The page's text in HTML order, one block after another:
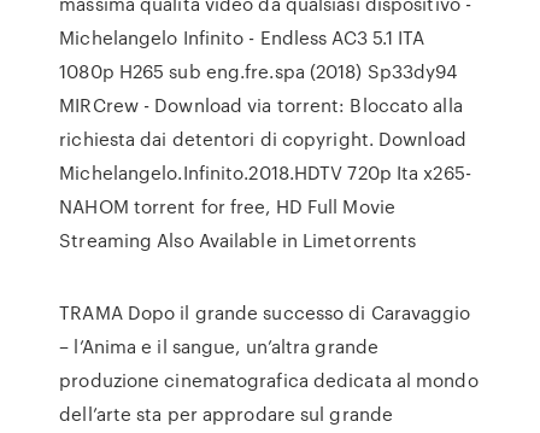
Michelangelo Infinito - Endless AC3 5.1 ITA
1080p H265 sub eng.fre.spa (2018) Sp33dy94
MIRCrew - Download via torrent: Bloccato alla
richiesta dai detentori di copyright. Download
Michelangelo.Infinito.2018.HDTV 720p Ita x265-
NAHOM torrent for free, HD Full Movie
Streaming Also Available in Limetorrents
TRAMA Dopo il grande successo di Caravaggio
– l’Anima e il sangue, un’altra grande
produzione cinematografica dedicata al mondo
dell’arte sta per approdare sul grande